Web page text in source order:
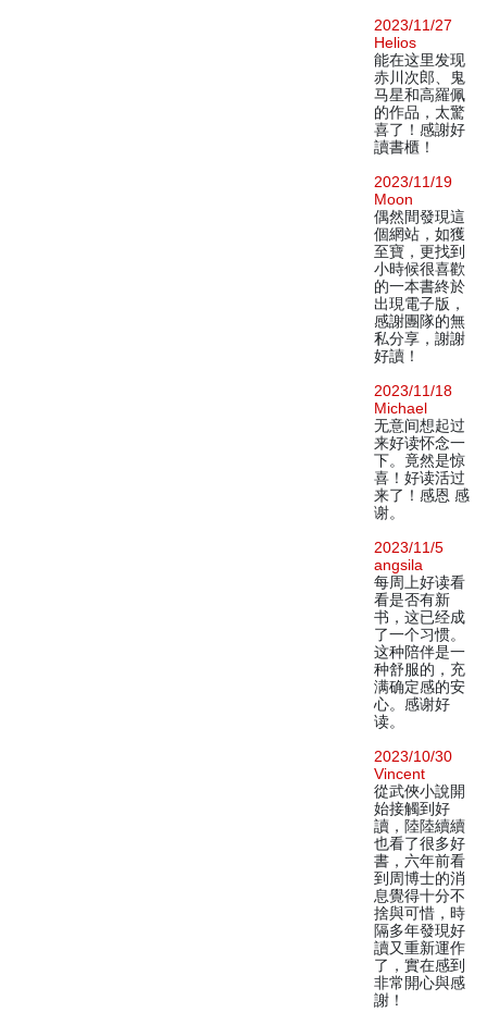
2023/11/27
Helios
能在这里发现
赤川次郎、鬼
马星和高羅佩
的作品，太驚
喜了！感謝好
讀書櫃！
2023/11/19
Moon
偶然間發現這
個網站，如獲
至寶，更找到
小時候很喜歡
的一本書終於
出現電子版，
感謝團隊的無
私分享，謝謝
好讀！
2023/11/18
Michael
无意间想起过
来好读怀念一
下。竟然是惊
喜！好读活过
来了！感恩 感
谢。
2023/11/5
angsila
每周上好读看
看是否有新
书，这已经成
了一个习惯。
这种陪伴是一
种舒服的，充
满确定感的安
心。感谢好
读。
2023/10/30
Vincent
從武俠小說開
始接觸到好
讀，陸陸續續
也看了很多好
書，六年前看
到周博士的消
息覺得十分不
捨與可惜，時
隔多年發現好
讀又重新運作
了，實在感到
非常開心與感
謝！